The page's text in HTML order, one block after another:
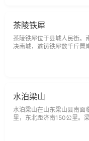
茶陵铁犀
茶陵铁犀位于县城人民街。
决南城，遂铸铁犀数千斤置
水泊梁山
水泊梁山在山东梁山县南面
里，东北距济南150公里。
脉组成，主峰虎头峰海拔